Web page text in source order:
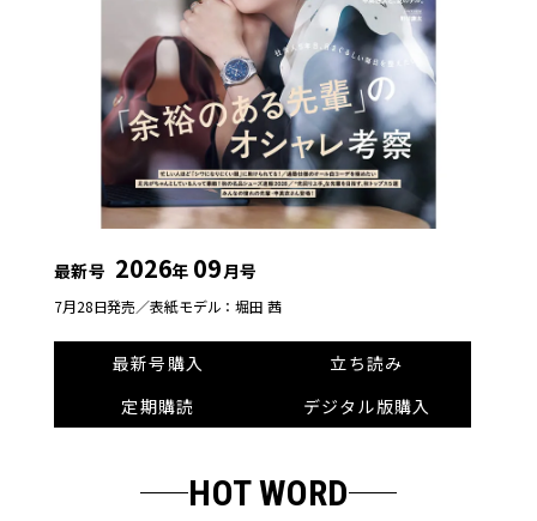
最新号 2026年 09月号
7月28日発売／表紙モデル：堀田 茜
最新号購入
立ち読み
定期購読
デジタル版購入
HOT WORD